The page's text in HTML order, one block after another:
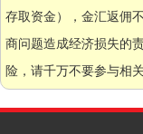
存取资金），金汇返佣
商问题造成经济损失的
险，请千万不要参与相